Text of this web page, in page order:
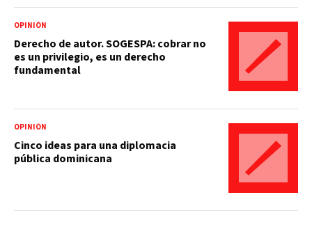
OPINIÓN
Derecho de autor. SOGESPA: cobrar no
es un privilegio, es un derecho
fundamental
OPINIÓN
Cinco ideas para una diplomacia
pública dominicana